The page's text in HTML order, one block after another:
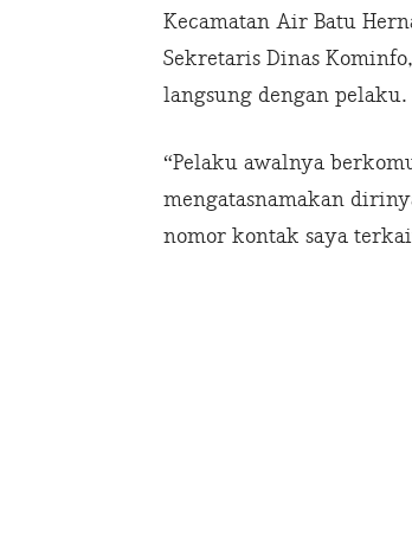
Kecamatan Air Batu
Sekretaris Dinas
langsung dengan pelaku.
“Pelaku awalnya
mengatasnamakan
nomor kontak saya